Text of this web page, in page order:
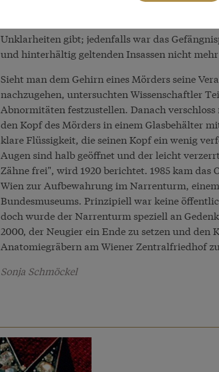
verurteilt. Zwölf Jahre später fand man ihn
Dunkelzelle. "Selbstmord" lautete die offizielle
Unklarheiten gibt; jedenfalls war das
und hinterhältig geltenden Insassen nicht
Sieht man dem Gehirn eines Mörders seine
nachzugehen, untersuchten Wissenschaftler
Abnormitäten festzustellen. Danach
den Kopf des Mörders in einem Glasbehälter
klare Flüssigkeit, die seinen Kopf ein wenig
Augen sind halb geöffnet und der leicht
Zähne frei", wird 1920 berichtet. 1985 kam das
Wien zur Aufbewahrung im Narrenturm,
Bundesmuseums. Prinzipiell war keine
doch wurde der Narrenturm speziell an
2000, der Neugier ein Ende zu setzen und den
Anatomiegräbern am Wiener Zentralfriedhof
Sonja Schmöckel